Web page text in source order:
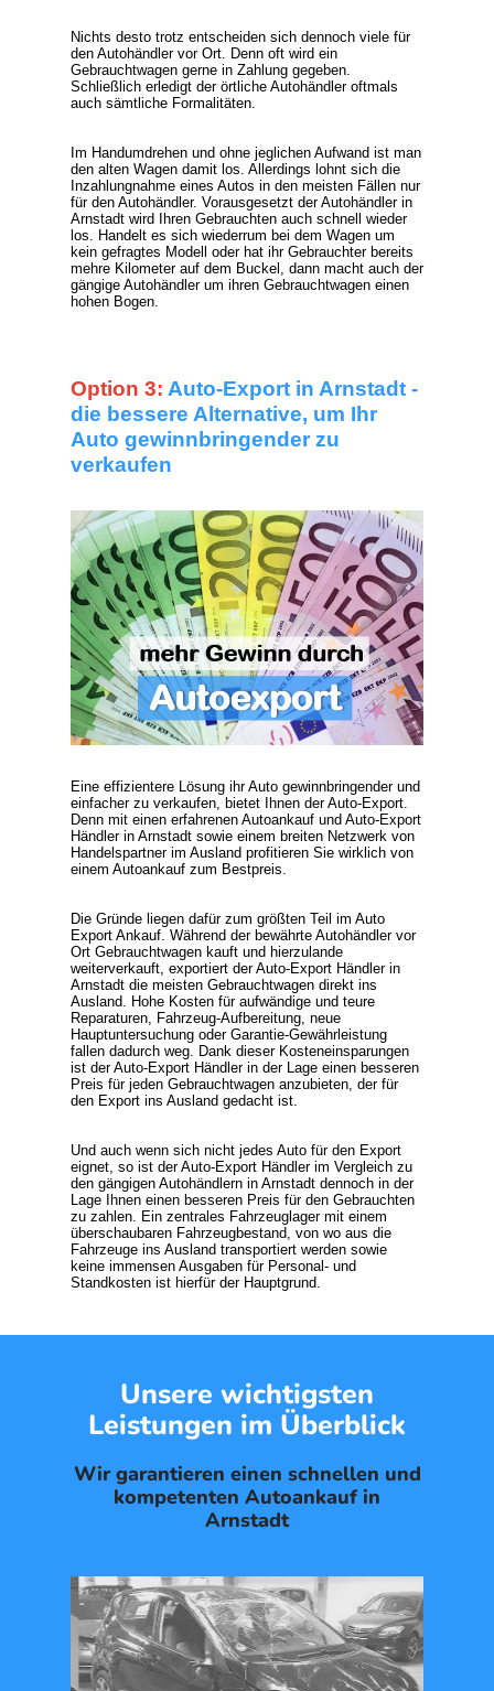
Nichts desto trotz entscheiden sich dennoch viele für
den Autohändler vor Ort. Denn oft wird ein
Gebrauchtwagen gerne in Zahlung gegeben.
Schließlich erledigt der örtliche Autohändler oftmals
auch sämtliche Formalitäten.
Im Handumdrehen und ohne jeglichen Aufwand ist man
den alten Wagen damit los. Allerdings lohnt sich die
Inzahlungnahme eines Autos in den meisten Fällen nur
für den Autohändler. Vorausgesetzt der Autohändler in
Arnstadt wird Ihren Gebrauchten auch schnell wieder
los. Handelt es sich wiederrum bei dem Wagen um
kein gefragtes Modell oder hat ihr Gebrauchter bereits
mehre Kilometer auf dem Buckel, dann macht auch der
gängige Autohändler um ihren Gebrauchtwagen einen
hohen Bogen.
Option 3: Auto-Export in Arnstadt -
die bessere Alternative, um Ihr
Auto gewinnbringender zu
verkaufen
Eine effizientere Lösung ihr Auto gewinnbringender und
einfacher zu verkaufen, bietet Ihnen derAuto-Export.
Denn mit einen erfahrenen Autoankauf und Auto-Export
Händlerin Arnstadt sowie einem breiten Netzwerk von
Handelspartner im Ausland profitieren Sie wirklich von
einem Autoankauf zum Bestpreis.
Die Gründe liegen dafür zum größten Teil im Auto
Export Ankauf. Während der bewährte Autohändler vor
Ort Gebrauchtwagen kauft und hierzulande
weiterverkauft, exportiert derAuto-Export Händlerin
Arnstadt die meisten Gebrauchtwagen direkt ins
Ausland. Hohe Kosten für aufwändige und teure
Reparaturen, Fahrzeug-Aufbereitung, neue
Hauptuntersuchung oder Garantie-Gewährleistung
fallen dadurch weg. Dank dieser Kosteneinsparungen
ist der Auto-Export Händler in der Lage einen besseren
Preis für jeden Gebrauchtwagen anzubieten, der für
den Export ins Ausland gedacht ist.
Und auch wenn sich nicht jedes Auto für den Export
eignet, so ist der Auto-Export Händler im Vergleich zu
den gängigen Autohändlern in Arnstadt dennoch in der
Lage Ihnen einen besseren Preis für den Gebrauchten
zu zahlen. Ein zentrales Fahrzeuglager mit einem
überschaubaren Fahrzeugbestand, von wo aus die
Fahrzeuge ins Ausland transportiert werden sowie
keine immensen Ausgaben für Personal- und
Standkosten ist hierfür der Hauptgrund.
Unsere wichtigsten
Leistungen im Überblick
Wir garantieren einen schnellen und
kompetenten Autoankauf in
Arnstadt